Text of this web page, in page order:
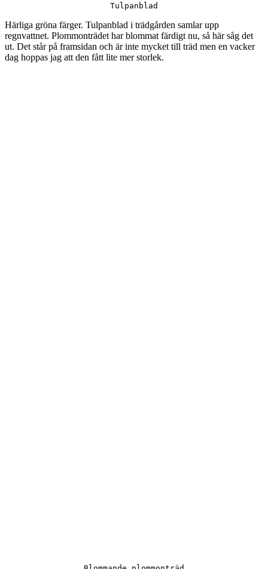
Tulpanblad
Härliga gröna färger. Tulpanblad i trädgården samlar upp
regnvattnet. Plommonträdet har blommat färdigt nu, så här såg det
ut. Det står på framsidan och är inte mycket till träd men en vacker
dag hoppas jag att den fått lite mer storlek.